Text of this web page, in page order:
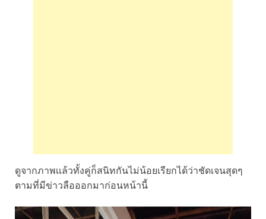
ดูจากภาพเเล้วทั้งคู่ก็สนิทกันไม่น้อยเรียกได้ว่าชัดเจนสุดๆ
ตามที่มีข่าวลือออกมาก่อนหน้านี้